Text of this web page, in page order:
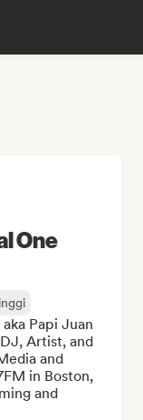
One
Papi Juan
Artist, and
and
in Boston,
and